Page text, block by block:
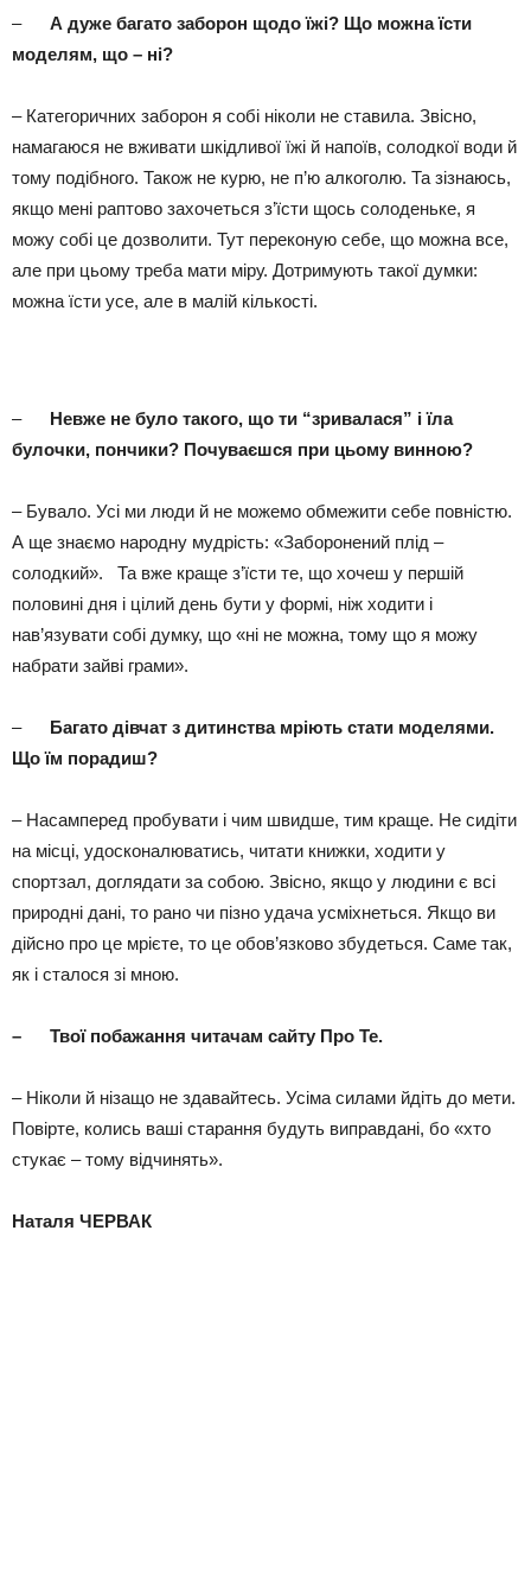
– А дуже багато заборон щодо їжі? Що можна їсти
моделям, що – ні?
– Категоричних заборон я собі ніколи не ставила. Звісно,
намагаюся не вживати шкідливої їжі й напоїв, солодкої води й
тому подібного. Також не курю, не п’ю алкоголю. Та зізнаюсь,
якщо мені раптово захочеться з’їсти щось солоденьке, я
можу собі це дозволити. Тут переконую себе, що можна все,
але при цьому треба мати міру. Дотримують такої думки:
можна їсти усе, але в малій кількості.
– Невже не було такого, що ти “зривалася” і їла
булочки, пончики? Почуваєшся при цьому винною?
– Бувало. Усі ми люди й не можемо обмежити себе повністю.
А ще знаємо народну мудрість: «Заборонений плід –
солодкий». Та вже краще з’їсти те, що хочеш у першій
половині дня і цілий день бути у формі, ніж ходити і
нав’язувати собі думку, що «ні не можна, тому що я можу
набрати зайві грами».
– Багато дівчат з дитинства мріють стати моделями.
Що їм порадиш?
– Насамперед пробувати і чим швидше, тим краще. Не сидіти
на місці, удосконалюватись, читати книжки, ходити у
спортзал, доглядати за собою. Звісно, якщо у людини є всі
природні дані, то рано чи пізно удача усміхнеться. Якщо ви
дійсно про це мрієте, то це обов’язково збудеться. Саме так,
як і сталося зі мною.
– Твої побажання читачам сайту Про Те.
– Ніколи й нізащо не здавайтесь. Усіма силами йдіть до мети.
Повірте, колись ваші старання будуть виправдані, бо «хто
стукає – тому відчинять».
Наталя ЧЕРВАК